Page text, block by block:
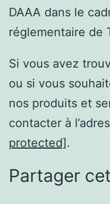
DAAA dans le
réglementaire de
Si vous avez
ou si vous
nos produits et
contacter à
protected].
Partager